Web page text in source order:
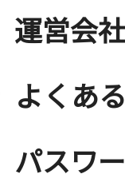
運営会社
よくあ
パスワ